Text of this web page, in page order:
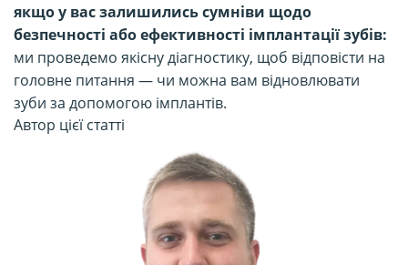
якщо у вас залишились сумніви щодо
безпечності або ефективності імплантації зубів:
ми проведемо якісну діагностику, щоб відповісти на
головне питання — чи можна вам відновлювати
зуби за допомогою імплантів.
Автор цієї статті